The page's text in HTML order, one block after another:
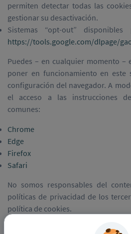
permiten detectar todas las
gestionar su desactivación.
Sistemas “opt-out” disponibles
https://tools.google.com/dlpage/
Puedes – en cualquier momento –
poner en funcionamiento en
configuración del navegador. A
el acceso a las instrucciones
comunes:
Chrome
Edge
Firefox
Safari
No somos responsables del
políticas de privacidad de los
política de cookies.
¿Cuándo se actualiza esta política de